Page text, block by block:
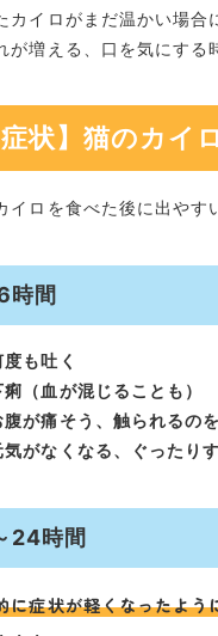
カイロがまだ温かい場合
が増える、口を気にする
状】猫のカイ
イロを食べた後に出やす
時間
度も吐く
痢（血が混じることも）
腹が痛そう、触られるの
気がなくなる、ぐったり
24時間
に症状が軽くなったよう